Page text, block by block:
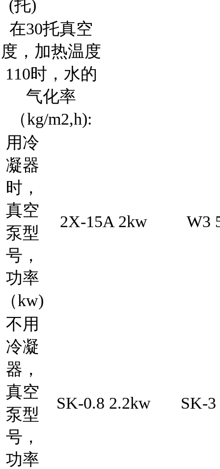
(托)
在30托真空
度，加热温度
110时，水的
气化率
（kg/m2,h):
用冷
凝器
时，
真空
泵型
号，
功率
（kw)
2X-15A 2kw W3
不用
冷凝
器，
真空
泵型
号，
功率
SK-0.8 2.2kw SK-